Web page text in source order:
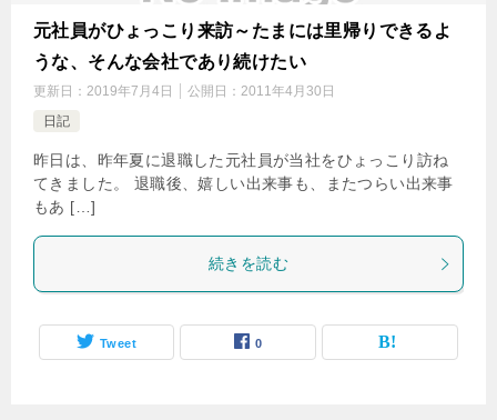
元社員がひょっこり来訪～たまには里帰りできるよ
うな、そんな会社であり続けたい
更新日： 2019年7月4日 公開日： 2011年4月30日
日記
昨日は、昨年夏に退職した元社員が当社をひょっこり訪ね
てきました。 退職後、嬉しい出来事も、またつらい出来事
もあ […]
続きを読む
Tweet 0